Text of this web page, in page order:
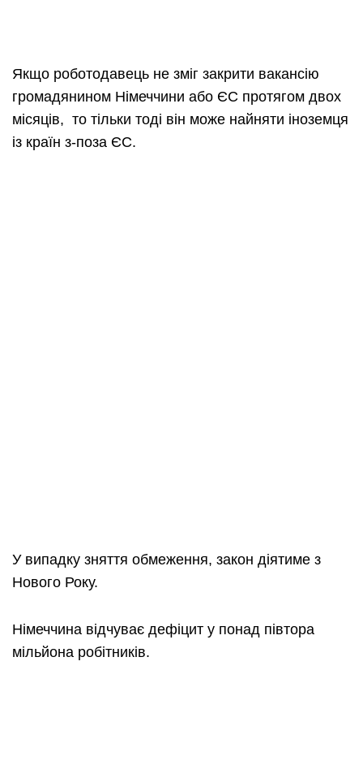
Якщо роботодавець не зміг закрити вакансію
громадянином Німеччини або ЄС протягом двох
місяців, то тільки тоді він може найняти іноземця
із країн з-поза ЄС.
У випадку зняття обмеження, закон діятиме з
Нового Року.
Німеччина відчуває дефіцит у понад півтора
мільйона робітників.